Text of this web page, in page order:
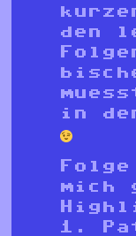
den
in
mich
1.